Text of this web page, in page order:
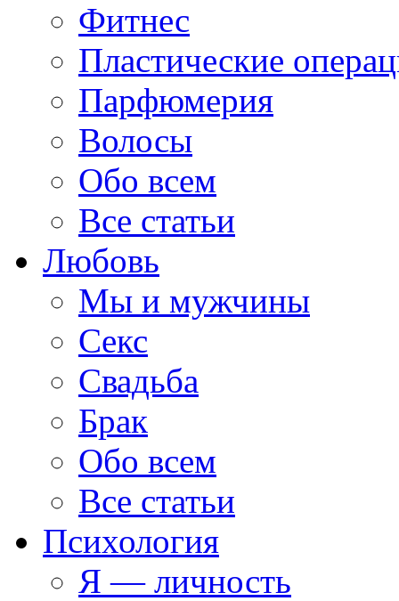
Фитнес
Пластические
Парфюмерия
Волосы
Обо всем
Все статьи
Любовь
Мы и мужчины
Секс
Свадьба
Брак
Обо всем
Все статьи
Психология
Я — личность